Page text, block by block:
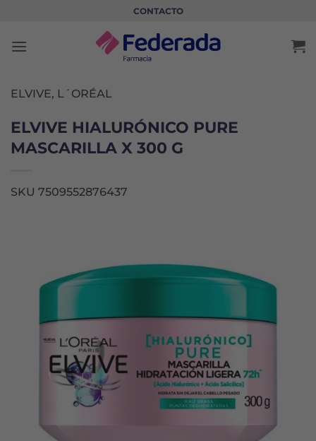
contenido
CONTACTO
ELVIVE, L´ORÉAL
ELVIVE HIALURÓNICO PURE
MASCARILLA X 300 G
SKU 7509552876437